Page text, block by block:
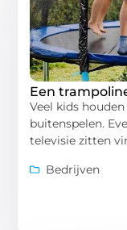
Een
Veel kids
buitenspelen.
televisie zitten
Bedrijven